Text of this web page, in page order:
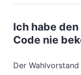
Ich habe
Code nie
Der